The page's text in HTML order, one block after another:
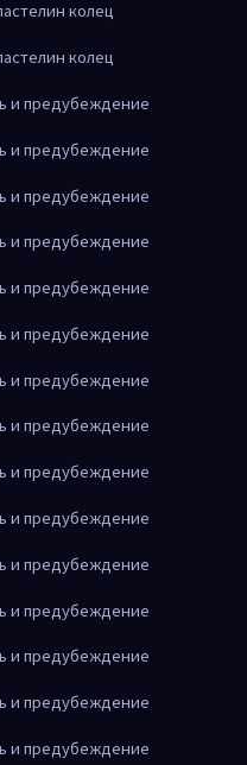
колец
колец
и предубеждение
и предубеждение
и предубеждение
и предубеждение
и предубеждение
и предубеждение
и предубеждение
и предубеждение
и предубеждение
и предубеждение
и предубеждение
и предубеждение
и предубеждение
и предубеждение
и предубеждение